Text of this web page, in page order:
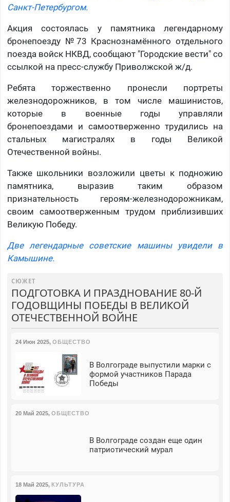
Санкт-Петербургом.
Акция состоялась у памятника легендарному
бронепоезду №73 Краснознамённого отдельного
поезда войск НКВД, сообщают "Городские вести" со
ссылкой на пресс-службу Приволжской ж/д.
Ребята торжественно пронесли портреты
железнодорожников, в том числе машинистов,
которые в военные годы управляли
бронепоездами и самоотверженно трудились на
стальных магистралях в годы Великой
Отечественной войны.
Также школьники возложили цветы к подножию
памятника, выразив таким образом
признательность героям-железнодорожникам,
своим самоотверженным трудом приблизивших
Великую Победу.
Две легендарные советские машины увидели в
Камышине.
СЮЖЕТ
ПОДГОТОВКА И ПРАЗДНОВАНИЕ 80-Й
ГОДОВЩИНЫ ПОБЕДЫ В ВЕЛИКОЙ
ОТЕЧЕСТВЕННОЙ ВОЙНЕ
24 Июн 2025, ОБЩЕСТВО
В Волгограде выпустили марки с
формой участников Парада
Победы
20 Май 2025, ОБЩЕСТВО
В Волгограде создан еще один
патриотический мурал
18 Май 2025, КУЛЬТУРА